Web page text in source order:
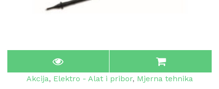
Akcija, Elektro - Alat i pribor, Mjerna tehnika